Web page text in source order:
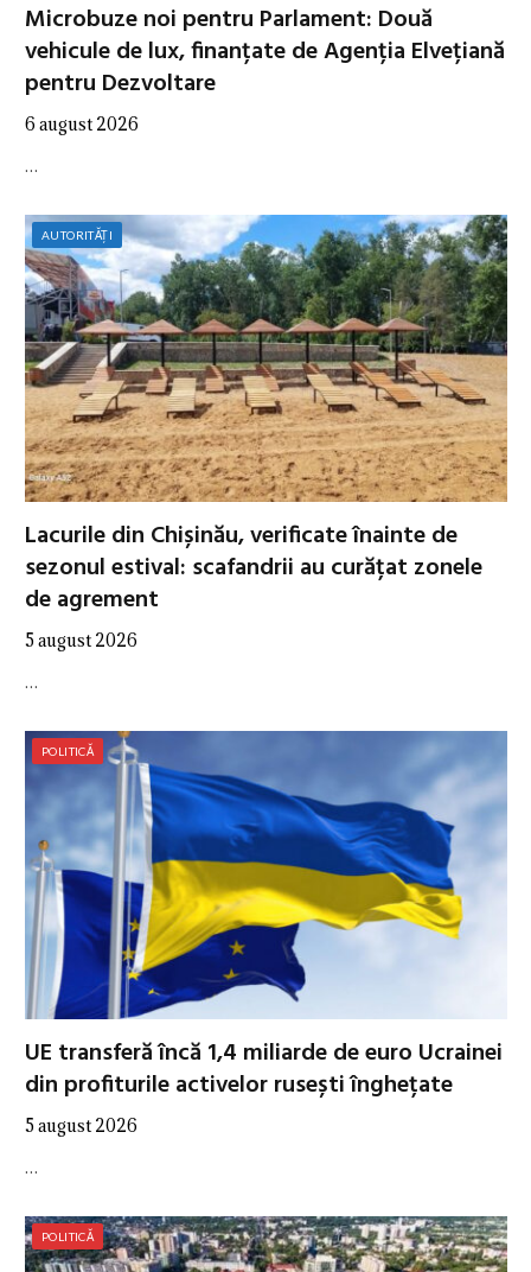
Microbuze noi pentru Parlament: Două
vehicule de lux, finanțate de Agenția Elvețiană
pentru Dezvoltare
6 august 2026
…
AUTORITĂȚI
Lacurile din Chișinău, verificate înainte de
sezonul estival: scafandrii au curățat zonele
de agrement
5 august 2026
…
POLITICĂ
UE transferă încă 1,4 miliarde de euro Ucrainei
din profiturile activelor rusești înghețate
5 august 2026
…
POLITICĂ